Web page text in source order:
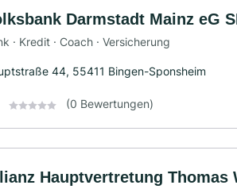
Darmstadt Mainz eG
· Kredit · Coach · Versicherung
44, 55411 Bingen-Sponsheim
(0 Bewertungen)
Hauptvertretung Thomas